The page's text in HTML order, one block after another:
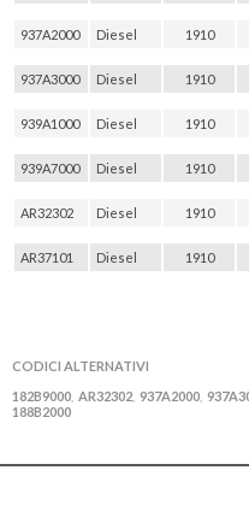
937A2000 Diesel 1910
937A3000 Diesel 1910
939A1000 Diesel 1910
939A7000 Diesel 1910
AR32302 Diesel 1910
AR37101 Diesel 1910
CODICI ALTERNATIVI
182B9000 AR32302 937A2000
188B2000